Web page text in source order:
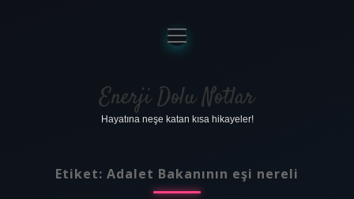
Anasayfa
Gizlilik Politikası
Yasal Uyarı
menüyü
aç
Enerji Dolu Notlar
Hayatına neşe katan kısa hikayeler!
Etiket: Adalet Bakanının eşi nereli